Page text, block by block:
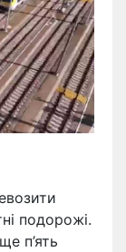
подорожі.
п’ять